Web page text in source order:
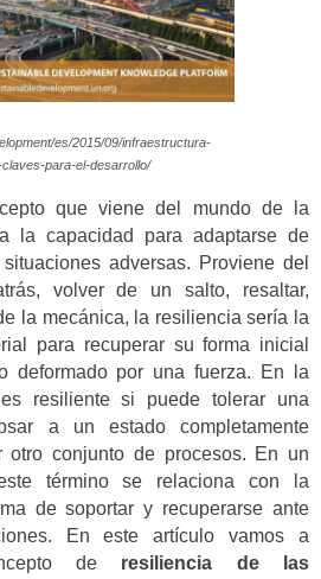
es/2015/09/infraestructura-
para-el-desarrollo/
que viene del mundo de la
la capacidad para adaptarse de
adversas. Proviene del
volver de un salto, resaltar,
la mecánica, la resiliencia sería la
para recuperar su forma inicial
deformado por una fuerza. En la
resiliente si puede tolerar una
a un estado completamente
otro conjunto de procesos. En un
término se relaciona con la
de soportar y recuperarse ante
En este artículo vamos a
de resiliencia de las